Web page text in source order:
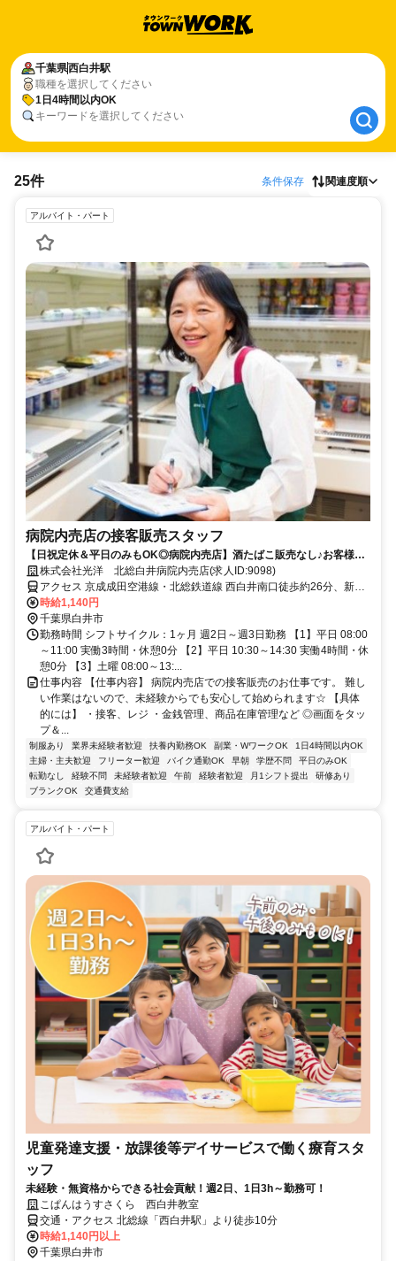
千葉県西白井駅
職種を選択してください
1日4時間以内OK
キーワードを選択してください
千葉県西白井駅
1日4時間以内OK
25件 条件保存 関連度順
アルバイト・パート
病院内売店の接客販売スタッフ
【日祝定休＆平日のみもOK◎病院内売店】酒たばこ販売なし♪お客様少
なめの穏やかな店舗です☆
株式会社光洋 北総白井病院内売店(求人ID:9098)
アクセス 京成成田空港線・北総鉄道線 西白井南口徒歩約26分、新京
成電鉄 鎌ヶ谷大仏北口徒歩約31分、京成成田空港線・北総鉄道線 白
井南口徒歩約34分
時給1,140円
千葉県白井市
勤務時間 シフトサイクル：1ヶ月 週2日～週3日勤務 【1】平日 08:00
～11:00 実働3時間・休憩0分 【2】平日 10:30～14:30 実働4時間・休
憩0分 【3】土曜 08:00～13:...
仕事内容 【仕事内容】 病院内売店での接客販売のお仕事です。 難し
い作業はないので、未経験からでも安心して始められます☆ 【具体
的には】 ・接客、レジ ・金銭管理、商品在庫管理など ◎画面をタッ
プ＆...
制服あり 業界未経験者歓迎 扶養内勤務OK 副業・WワークOK
1日4時間以内OK
主婦・主夫歓迎
フリーター歓迎 バイク通勤OK 早朝 学歴不問
平日のみOK
転勤なし
経験不問 未経験者歓迎 午前 経験者歓迎 月1シフト提出
研修あり
ブランクOK
交通費支給
アルバイト・パート
児童発達支援・放課後等デイサービスで働く療育スタ
ッフ
未経験・無資格からできる社会貢献！週2日、1日3h～勤務可！
こぱんはうすさくら 西白井教室
交通・アクセス 北総線「西白井駅」より徒歩10分
時給1,140円以上
千葉県白井市